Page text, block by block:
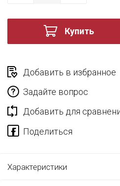
Купить
Добавить в избранное
Задайте вопрос
Добавить для
Характеристики